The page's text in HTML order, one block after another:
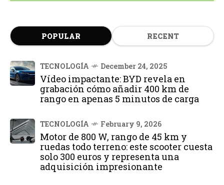
POPULAR RECENT
TECNOLOGÍA December 24, 2025
Vídeo impactante: BYD revela en
grabación cómo añadir 400 km de
rango en apenas 5 minutos de carga
TECNOLOGÍA February 9, 2026
Motor de 800 W, rango de 45 km y
ruedas todo terreno: este scooter cuesta
solo 300 euros y representa una
adquisición impresionante